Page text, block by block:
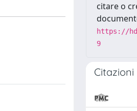
citare o
https://
9
Citazioni